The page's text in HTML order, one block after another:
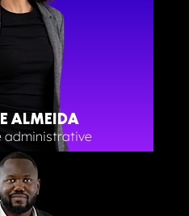
ALMEIDA
administrative